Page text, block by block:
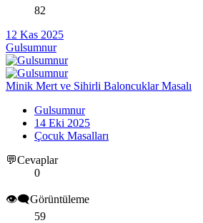
82
12 Kas 2025
Gulsumnur
Minik Mert ve Sihirli Baloncuklar Masalı
Gulsumnur
14 Eki 2025
Çocuk Masalları
💬Cevaplar
0
👁️‍🗨️Görüntüleme
59